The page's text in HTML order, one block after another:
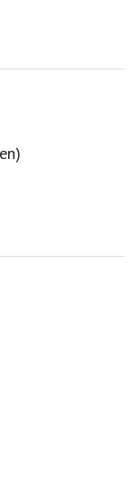
2087
am S-
)